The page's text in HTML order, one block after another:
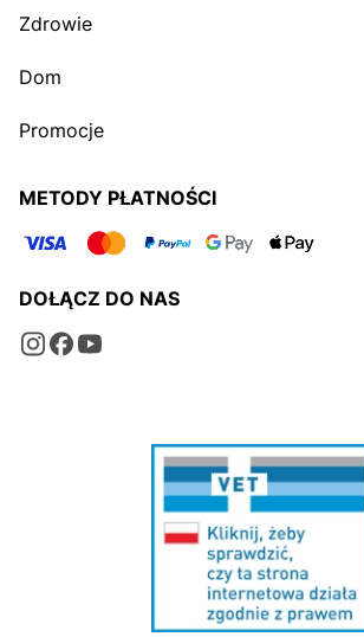
Zdrowie
Dom
Promocje
METODY PŁATNOŚCI
DOŁĄCZ DO NAS